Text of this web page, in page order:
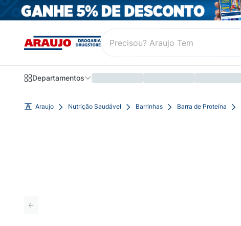
Departamentos
Araujo Nutrição Saudável Barrinhas Barra de Proteína